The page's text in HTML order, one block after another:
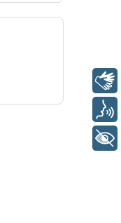
Voz